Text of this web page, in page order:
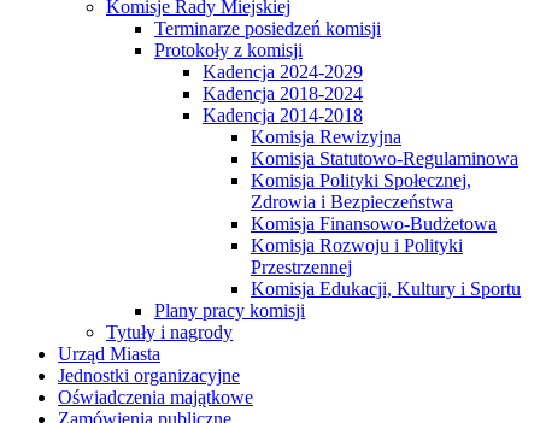
Komisje Rady Miejskiej
Terminarze posiedzeń komisji
Protokoły z komisji
Kadencja 2024-2029
Kadencja 2018-2024
Kadencja 2014-2018
Komisja Rewizyjna
Komisja Statutowo-Regulaminowa
Komisja Polityki Społecznej,
Zdrowia i Bezpieczeństwa
Komisja Finansowo-Budżetowa
Komisja Rozwoju i Polityki
Przestrzennej
Komisja Edukacji, Kultury i Sportu
Plany pracy komisji
Tytuły i nagrody
Urząd Miasta
Jednostki organizacyjne
Oświadczenia majątkowe
Zamówienia publiczne